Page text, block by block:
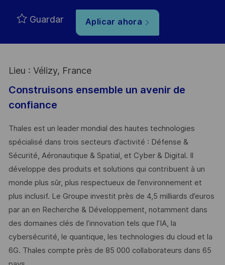
Guardar Aplicar ahora
Lieu : Vélizy, France
Construisons ensemble un avenir de
confiance
Thales est un leader mondial des hautes technologies
spécialisé dans trois secteurs d’activité : Défense &
Sécurité, Aéronautique & Spatial, et Cyber & Digital. Il
développe des produits et solutions qui contribuent à un
monde plus sûr, plus respectueux de l’environnement et
plus inclusif. Le Groupe investit près de 4,5 milliards d’euros
par an en Recherche & Développement, notamment dans
des domaines clés de l’innovation tels que l’IA, la
cybersécurité, le quantique, les technologies du cloud et la
6G. Thales compte près de 85 000 collaborateurs dans 65